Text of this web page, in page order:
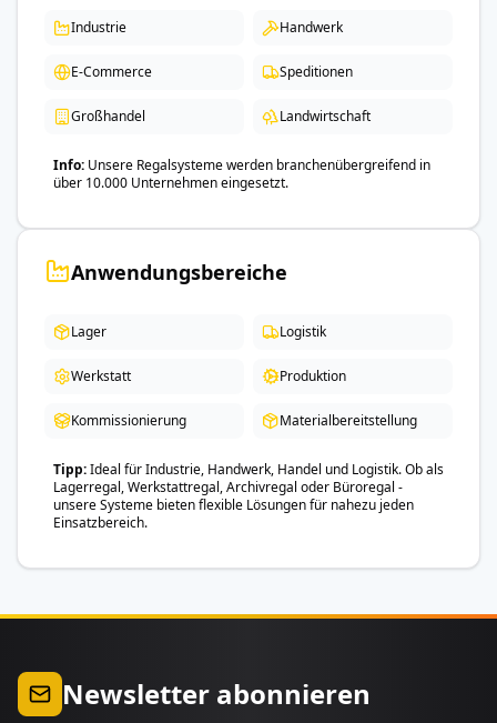
Industrie Handwerk
E-Commerce Speditionen
Großhandel Landwirtschaft
Info Unsere Regalsysteme werden branchenübergreifend in
über 10.000 Unternehmen eingesetzt.
Anwendungsbereiche
Lager Logistik
Werkstatt Produktion
Kommissionierung Materialbereitstellung
Tipp Ideal für Industrie, Handwerk, Handel und Logistik. Ob als
Lagerregal, Werkstattregal, Archivregal oder Büroregal -
unsere Systeme bieten flexible Lösungen für nahezu jeden
Einsatzbereich.
Newsletter abonnieren